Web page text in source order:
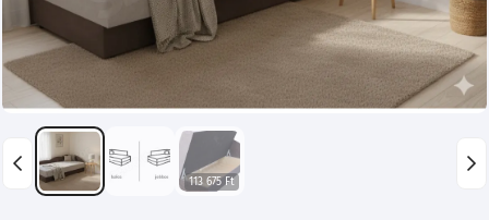
113 675 Ft